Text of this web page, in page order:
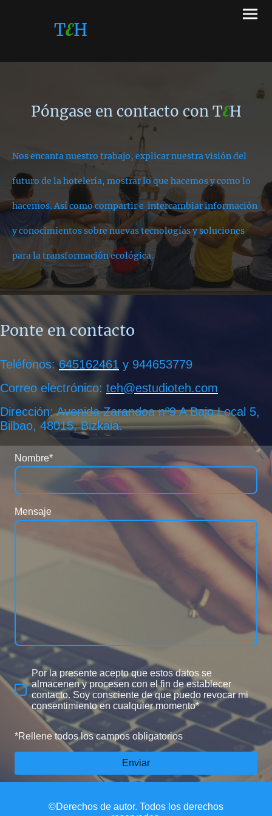
TEH
Póngase en contacto con TEH
Nos encanta nuestro trabajo, explicar nuestra visión del
futuro de la hotelería, mostrar lo que hacemos y como lo
hacemos. Así como compartir e intercambiar información
y conocimientos sobre nuevas tecnologías y soluciones
para la transformación ecológica.
Ponte en contacto
Teléfonos:645162461 y 944653779
Correo electrónico: teh@estudioteh.com
Dirección:Avenida Zarandoa nº9 A Bajo Local 5,
Bilbao, 48015, Bizkaia.
Nombre*
Mensaje
Por la presente acepto que estos datos se
almacenen y procesen con el fin de establecer
contacto. Soy consciente de que puedo revocar mi
consentimiento en cualquier momento*
*Rellene todos los campos obligatorios
Enviar
©Derechos de autor. Todos los derechos